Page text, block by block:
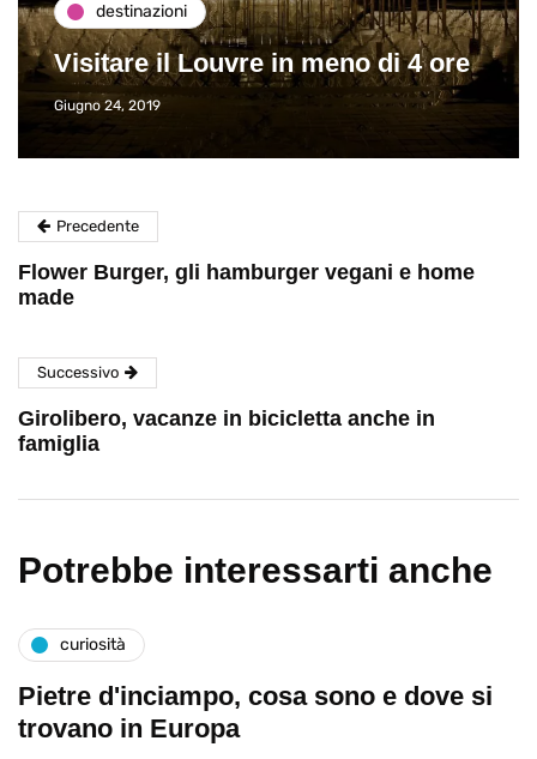
destinazioni
Visitare il Louvre in meno di 4 ore
Giugno 24, 2019
Precedente
Flower Burger, gli hamburger vegani e home
made
Successivo
Girolibero, vacanze in bicicletta anche in
famiglia
Potrebbe interessarti anche
curiosità
Pietre d'inciampo, cosa sono e dove si
trovano in Europa